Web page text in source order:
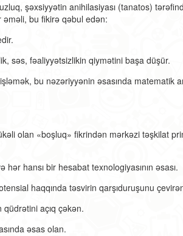
şəxsiyyətin anihilasiyası (tanatos)
əməli, bu fikirə qəbul edən:
səs, fəaliyyətsizlikin qiymətini başa düşür.
bu nəzəriyyənin əsasında matematik
olan «boşluq» fikrindən mərkəzi təşkilat
hər hansı bir hesabat texnologiyasının əsası.
haqqında təsvirin qarşıduruşunu
açıq çəkən.
əsas olan.